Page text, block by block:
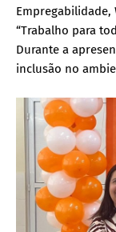
Empregabilidade,
“Trabalho para
Durante a
inclusão no